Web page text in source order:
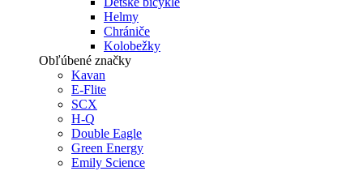
Helmy
Chrániče
Kolobežky
Obľúbené značky
Kavan
E-Flite
SCX
H-Q
Double Eagle
Green Energy
Emily Science